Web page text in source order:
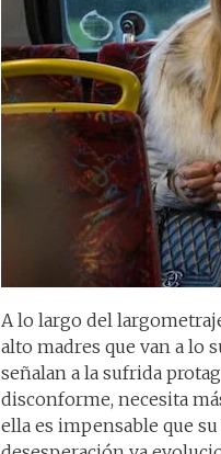
A lo largo del
alto madres que van a lo
señalan a la sufrida
disconforme, necesita
ella es impensable que